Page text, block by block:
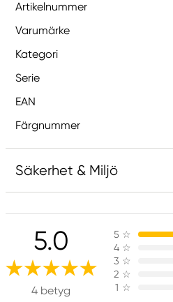
Artikelnummer
Varumärke
Kategori
Serie
EAN
Färgnummer
Säkerhet & Miljö
Innehåller 2-metyl-1,2-
[MBIT]. Kan orsaka en
Ansvarig EU
Winsor & Newton
5.0
4 betyg
5 ☆
4 ☆
3 ☆
2 ☆
1 ☆